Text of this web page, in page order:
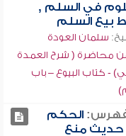
في السلم ,
بيع السلم
سلمان العودة
محاضرة ( شرح العمدة
- كتاب البيوع – باب
الحكم
حديث منع